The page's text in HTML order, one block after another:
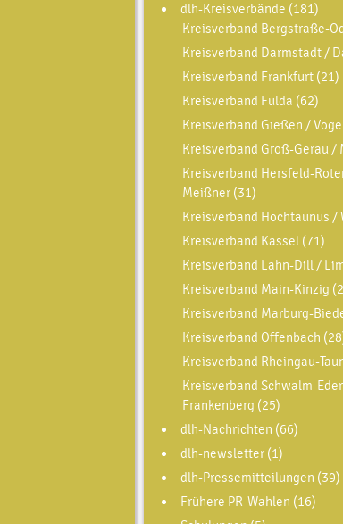
dlh-Kreisverbände (181)
Kreisverband Bergstraße-
Kreisverband Darmstadt /
Kreisverband Frankfurt(21)
Kreisverband Fulda (62)
Kreisverband Gießen /
Kreisverband Groß-Gerau /
Kreisverband Hersfeld-
Meißner(31)
Kreisverband Hochtaunus /
Kreisverband Kassel (71)
Kreisverband Lahn-Dill /
Kreisverband Main-Kinzig
Kreisverband Marburg-
Kreisverband Offenbach
Kreisverband Rheingau-
Kreisverband Schwalm-
Frankenberg (25)
dlh-Nachrichten (66)
dlh-newsletter (1)
dlh-Pressemitteilungen (39)
Frühere PR-Wahlen (16)